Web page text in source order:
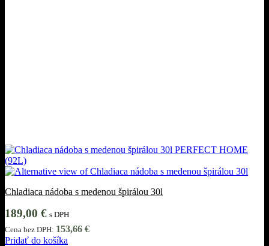
Chladiaca nádoba s medenou špirálou 30l
189,00 € s DPH
Cena bez DPH: 153,66 €
Pridať do košíka